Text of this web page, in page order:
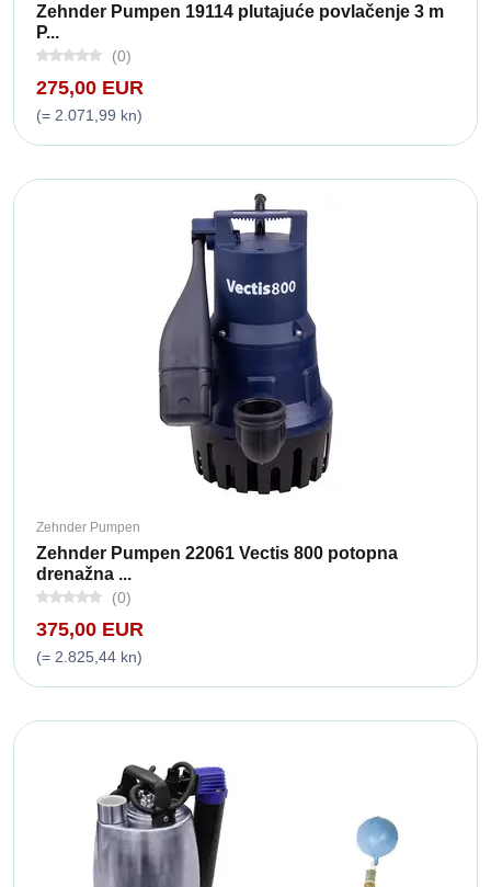
Zehnder Pumpen 19114 plutajuće povlačenje 3 m
P...
(0)
275,00 EUR
(= 2.071,99 kn)
Zehnder Pumpen
Zehnder Pumpen 22061 Vectis 800 potopna
drenažna ...
(0)
375,00 EUR
(= 2.825,44 kn)